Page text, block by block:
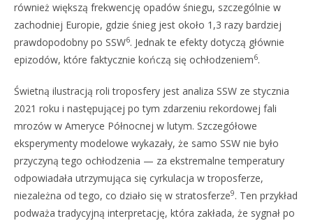
również większą frekwencję opadów śniegu, szczególnie w
zachodniej Europie, gdzie śnieg jest około 1,3 razy bardziej
prawdopodobny po SSW6. Jednak te efekty dotyczą głównie
epizodów, które faktycznie kończą się ochłodzeniem6.
Świetną ilustracją roli troposfery jest analiza SSW ze stycznia
2021 roku i następującej po tym zdarzeniu rekordowej fali
mrozów w Ameryce Północnej w lutym. Szczegółowe
eksperymenty modelowe wykazały, że samo SSW nie było
przyczyną tego ochłodzenia — za ekstremalne temperatury
odpowiadała utrzymująca się cyrkulacja w troposferze,
niezależna od tego, co działo się w stratosferze9. Ten przykład
podważa tradycyjną interpretację, która zakłada, że sygnał po